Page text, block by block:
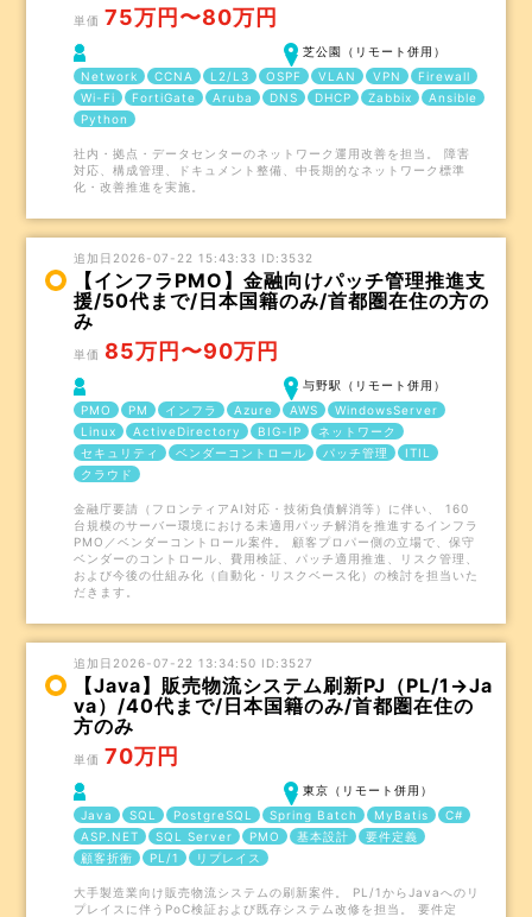
単価 75万円〜80万円
芝公園（リモート併用）
Network
CCNA L2/L3 OSPF VLAN VPN
Firewall
Wi-Fi
FortiGate Aruba DNS DHCP Zabbix
Ansible
Python
社内・拠点・データセンターのネットワーク運用改善を担当。 障害
対応、構成管理、ドキュメント整備、中長期的なネットワーク標準
化・改善推進を実施。
追加日2026-07-22 15:43:33 ID:3532
【インフラPMO】金融向けパッチ管理推進支
援/50代まで/日本国籍のみ/首都圏在住の方の
み
単価 85万円〜90万円
与野駅（リモート併用）
PMO
PM インフラ Azure AWS
WindowsServer
Linux
ActiveDirectory BIG-IP
ネットワーク
セキュリティ
ベンダーコントロール パッチ管理
ITIL
クラウド
金融庁要請（フロンティアAI対応・技術負債解消等）に伴い、 160
台規模のサーバー環境における未適用パッチ解消を推進するインフラ
PMO／ベンダーコントロール案件。 顧客プロパー側の立場で、保守
ベンダーのコントロール、費用検証、パッチ適用推進、リスク管理、
および今後の仕組み化（自動化・リスクベース化）の検討を担当いた
だきます。
追加日2026-07-22 13:34:50 ID:3527
【Java】販売物流システム刷新PJ（PL/1→Ja
va）/40代まで/日本国籍のみ/首都圏在住の
方のみ
単価 70万円
東京（リモート併用）
Java
SQL PostgreSQL Spring Batch MyBatis
C#
ASP.NET
SQL Server PMO 基本設計
要件定義
顧客折衝
PL/1 リプレイス
大手製造業向け販売物流システムの刷新案件。 PL/1からJavaへのリ
プレイスに伴うPoC検証および既存システム改修を担当。 要件定